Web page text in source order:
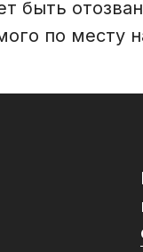
быть
по месту